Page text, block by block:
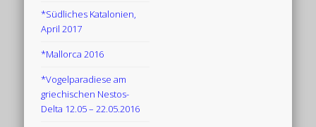
*Südliches Katalonien,
April 2017
*Mallorca 2016
*Vogelparadiese am
griechischen Nestos-
Delta 12.05 – 22.05.2016